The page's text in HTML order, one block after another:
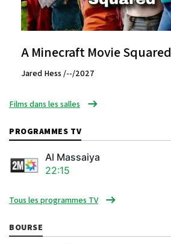
A Minecraft Movie Squared
Jared Hess /--/2027
Films dans les salles
PROGRAMMES TV
Al Massaiya
22:15
Tous les programmes TV
BOURSE